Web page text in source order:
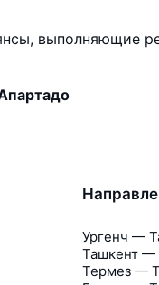
выполняющие
Ургенч —
Ташкент —
Термез —